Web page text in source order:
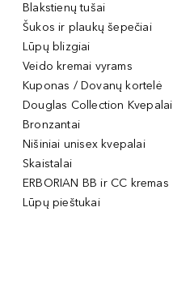
Blakstienų tušai
Šukos ir plaukų šepečiai
Lūpų blizgiai
Veido kremai vyrams
Kuponas / Dovanų kortelė
Douglas Collection Kvepalai
Bronzantai
Nišiniai unisex kvepalai
Skaistalai
ERBORIAN BB ir CC kremas
Lūpų pieštukai